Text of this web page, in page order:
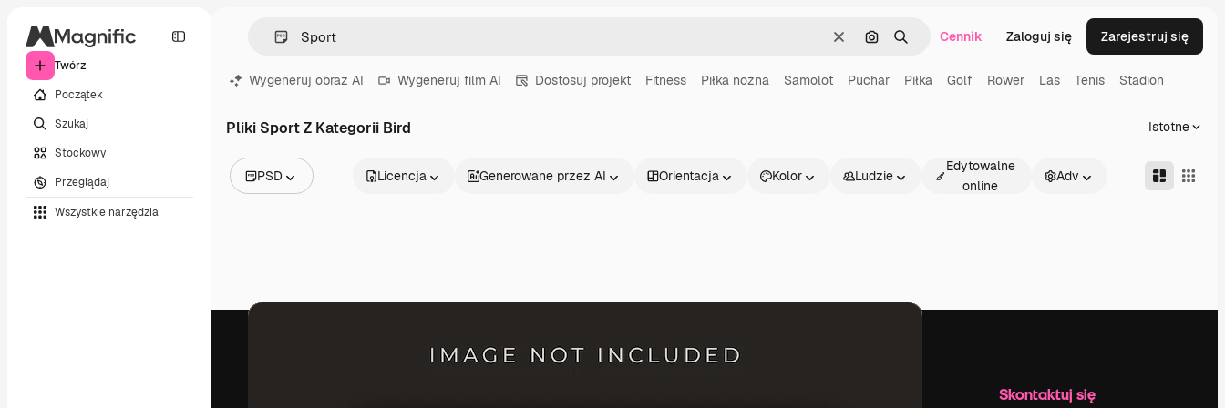
Twórz
Początek
Szukaj
Stockowy
Przeglądaj
Wszystkie narzędzia
WyczyśćSzukaj według obrazu
SzukajCennik Zaloguj się Zarejestruj się
Wygeneruj obraz AI Wygeneruj film AI Dostosuj projekt Fitness Piłka nożna Samolot Puchar Piłka Golf Rower Las Tenis Stadion
Pliki Sport Z Kategorii Bird Istotne
PSD
Filmy
Licencja Generowane przez AI Orientacja Kolor Ludzie
Edytowalne
online
Adv
Skontaktuj się